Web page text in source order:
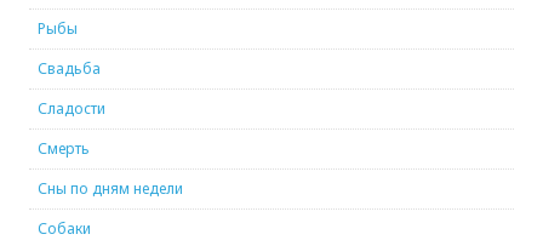
Рыбы
Свадьба
Сладости
Смерть
Сны по дням недели
Собаки